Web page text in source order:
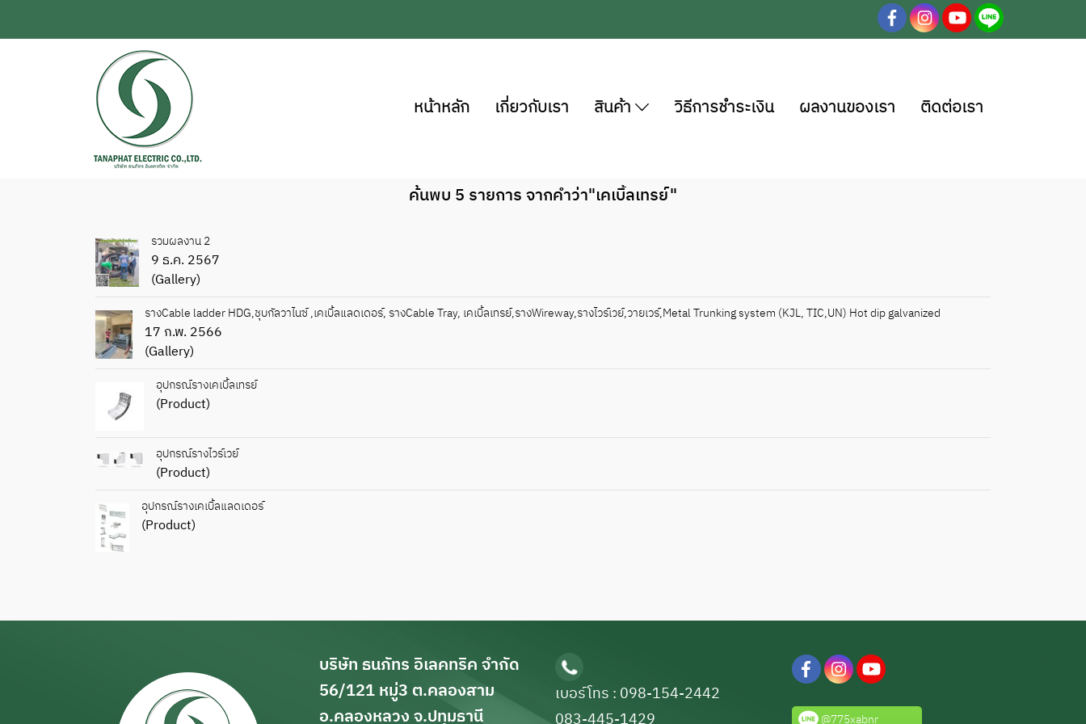
หน้าหลัก เกี่ยวกับเรา สินค้า วิธีการชำระเงิน ผลงานของเรา ติดต่อเรา
ค้นพบ 5 รายการ จากคำว่า"เคเบิ้ลเทรย์"
รวมผลงาน 2
9 ธ.ค. 2567
(Gallery)
รางCable ladder HDG,ชุบกัลวาไนซ์ ,เคเบิ้ลแลดเดอร์, รางCable Tray, เคเบิ้ลเทรย์,รางWireway,รางไวร์เวย์,วายเวร์,Metal Trunking system (KJL, TIC,UN) Hot dip galvanized
17 ก.พ. 2566
(Gallery)
อุปกรณ์รางเคเบิ้ลเทรย์
(Product)
อุปกรณ์รางไวร์เวย์
(Product)
อุปกรณ์รางเคเบิ้ลแลดเดอร์
(Product)
บริษัท ธนภัทร อิเลคทริค จำกัด
56/121 หมู่3 ต.คลองสาม
อ.คลองหลวง จ.ปทุมธานี
เบอร์โทร : 098-154-2442
@775xabnr